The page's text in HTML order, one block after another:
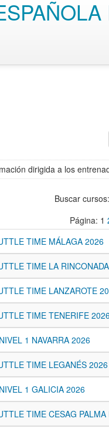
dirigida a los
Buscar cursos:
Página: 1
TIME MÁLAGA 2026
TIME LA
TIME LANZAROTE
TIME TENERIFE
1 NAVARRA 2026
TIME LEGANÉS 2026
1 GALICIA 2026
TIME CESAG